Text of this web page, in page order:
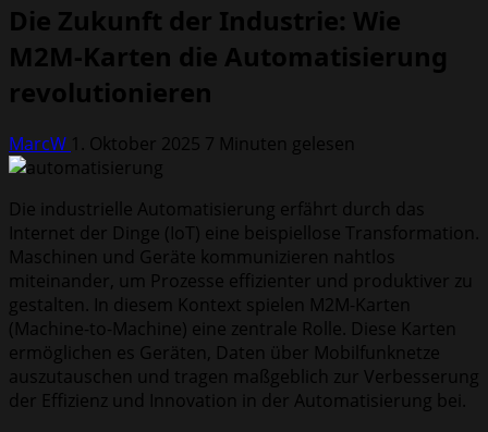
Die Zukunft der Industrie: Wie
M2M-Karten die Automatisierung
revolutionieren
MarcW 1. Oktober 2025 7 Minuten gelesen
Die industrielle Automatisierung erfährt durch das
Internet der Dinge (IoT) eine beispiellose Transformation.
Maschinen und Geräte kommunizieren nahtlos
miteinander, um Prozesse effizienter und produktiver zu
gestalten. In diesem Kontext spielen M2M-Karten
(Machine-to-Machine) eine zentrale Rolle. Diese Karten
ermöglichen es Geräten, Daten über Mobilfunknetze
auszutauschen und tragen maßgeblich zur Verbesserung
der Effizienz und Innovation in der Automatisierung bei.